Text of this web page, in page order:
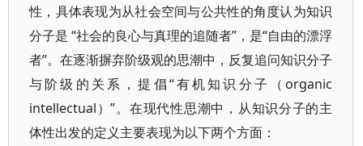
性，具体表现为从社会空间与公共性的角度认为知识
分子是 “社会的良心与真理的追随者”，是“自由的漂浮
者”。在逐渐摒弃阶级观的思潮中，反复追问知识分子
与阶级的关系，提倡“有机知识分子（organic
intellectual）”。在现代性思潮中，从知识分子的主
体性出发的定义主要表现为以下两个方面：